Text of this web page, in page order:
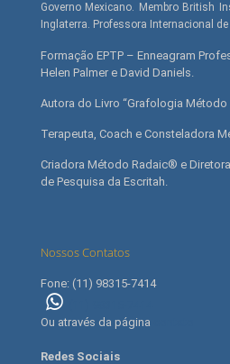
Governo Mexicano. Membro British
Inglaterra. Professora Internacional
Formação EPTP – Enneagram
Helen Palmer e David Daniels.
Autora do Livro “Grafologia
Terapeuta, Coach e Consteladora
Criadora Método Radaic® e
de Pesquisa da Escritah.
Nossos Contatos
Fone: (11) 98315-7414
Ou através da página
Redes Sociais